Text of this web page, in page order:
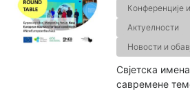
Конференције
Актуелности
Новости и
Свјетска
савремене